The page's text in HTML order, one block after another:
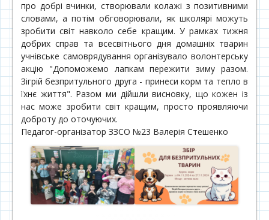
про добрі вчинки, створювали колажі з позитивними
словами, а потім обговорювали, як школярі можуть
зробити світ навколо себе кращим. У рамках тижня
добрих справ та всесвітнього дня домашніх тварин
учнівське самоврядування організувало волонтерську
акцію "Допоможемо лапкам пережити зиму разом.
Зігрій безпритульного друга - принеси корм та тепло в
їхнє життя". Разом ми дійшли висновку, що кожен із
нас може зробити світ кращим, просто проявляючи
доброту до оточуючих.
Педагог-організатор ЗЗСО №23 Валерія Стешенко